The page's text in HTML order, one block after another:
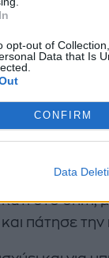
opt-out of
Data that Is
CONFIRM
Data
και
προϊόντα
Ads είναι
Reel. Το
κάτι στο
πάτησε την